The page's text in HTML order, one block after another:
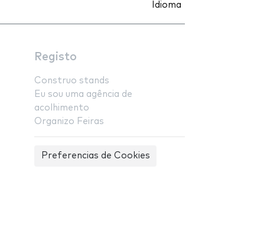
Idioma
Registo
Construo stands
Eu sou uma agência de
acolhimento
Organizo Feiras
Preferencias de Cookies